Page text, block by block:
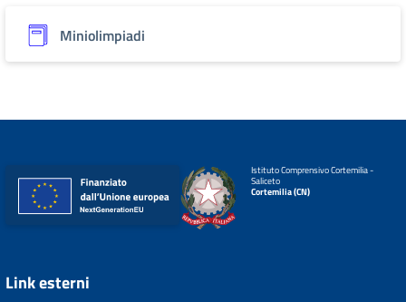
Miniolimpiadi
Istituto Comprensivo Cortemilia -
Saliceto
Cortemilia (CN)
Link esterni